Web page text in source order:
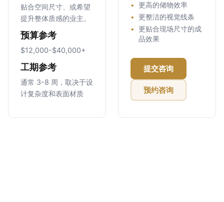
贴合空间尺寸、或希望
提升整体质感的业主。
预算参考
$12,000-$40,000+
工期参考
通常 3-8 周，取决于设
计复杂度和表面材质
更高的储物效率
更整洁的视觉线条
更贴合现场尺寸的成
品效果
提交咨询
预约咨询